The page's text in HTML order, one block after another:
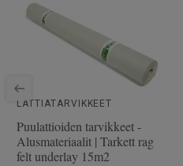
Kpl per laatikko
Käyttöluokka kotikäytössä
SAP SKU-nro
Viistetyt reunat
Käyttöluokka julkisessa
käytössä
LATTIATARVIKKEET
Puulattioiden tarvikkeet -
Alusmateriaalit | Tarkett rag
felt underlay 15m2